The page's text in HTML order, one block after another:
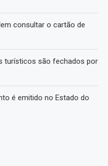
consultar o cartão de
turísticos são fechados por
é emitido no Estado do